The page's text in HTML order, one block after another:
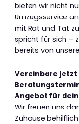
bieten wir nicht
Umzugsservice
mit Rat und Tat
spricht für sich –
bereits von
Vereinbare jetzt
Angebot für
Wir freuen uns
Zuhause